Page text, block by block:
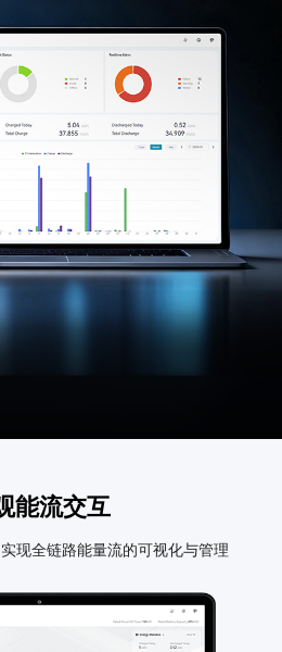
能流交互
现全链路能量流的可视化与管理